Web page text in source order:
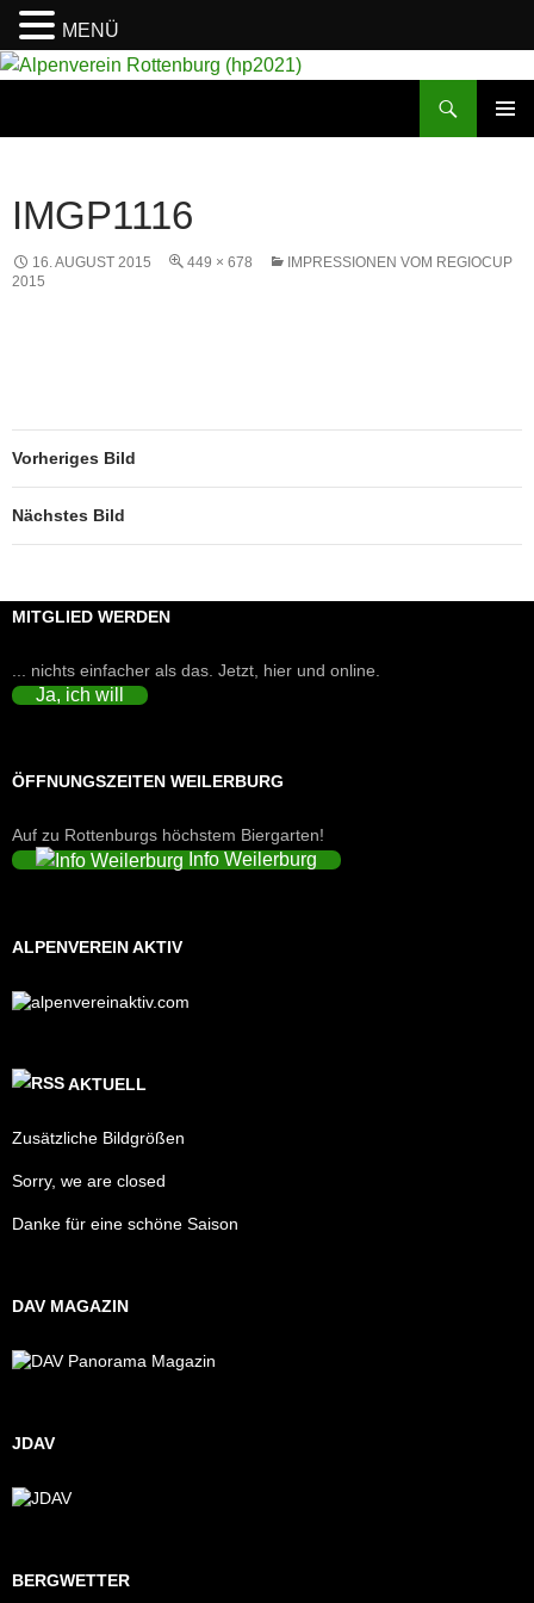
IMGP1116
16. AUGUST 2015 449 × 678
IMPRESSIONEN VOM REGIOCUP
2015
Vorheriges Bild
Nächstes Bild
MITGLIED WERDEN
... nichts einfacher als das. Jetzt, hier und online.
Ja, ich will
ÖFFNUNGSZEITEN WEILERBURG
Auf zu Rottenburgs höchstem Biergarten!
Info Weilerburg
ALPENVEREIN AKTIV
AKTUELL
Zusätzliche Bildgrößen
Sorry, we are closed
Danke für eine schöne Saison
DAV MAGAZIN
JDAV
BERGWETTER
MENÜ